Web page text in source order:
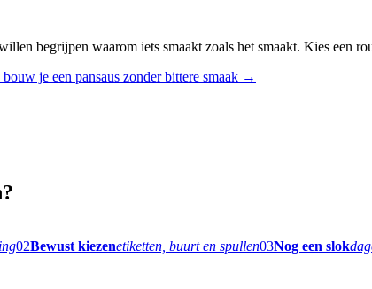
begrijpen waarom iets smaakt zoals het smaakt. Kies een
je een pansaus zonder bittere smaak →
02Bewust kiezenetiketten, buurt en spullen03Nog een slok